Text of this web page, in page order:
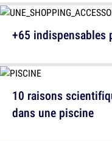
+65 indispensables
10 raisons
dans une piscine